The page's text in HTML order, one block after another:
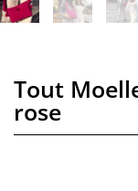
Tout
rose